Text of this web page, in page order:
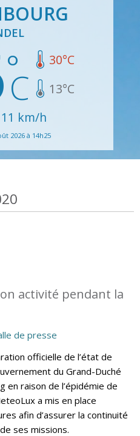
30°C
13°C
11 km/h
2026 à 14h25
activité pendant la
de presse
officielle de l’état de
du Grand-Duché
en raison de l’épidémie de
a mis en place
afin d’assurer la continuité
ses missions.